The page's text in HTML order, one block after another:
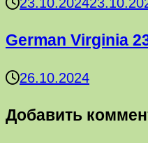
German Virginia
26.10.2024
Добавить